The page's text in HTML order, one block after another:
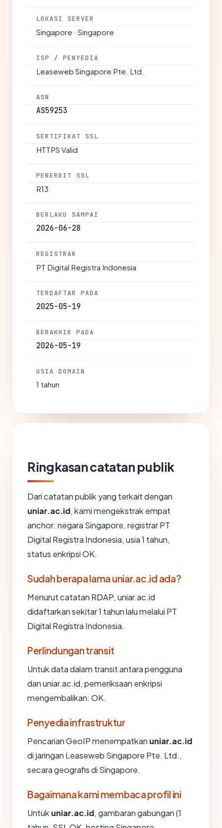
LOKASI SERVER
Singapore · Singapore
ISP / PENYEDIA
Leaseweb Singapore Pte. Ltd.
ASN
AS59253
SERTIFIKAT SSL
HTTPS Valid
PENERBIT SSL
R13
BERLAKU SAMPAI
2026-06-28
REGISTRAR
PT Digital Registra Indonesia
TERDAFTAR PADA
2025-05-19
BERAKHIR PADA
2026-05-19
USIA DOMAIN
1 tahun
Ringkasan catatan publik
Dari catatan publik yang terkait dengan
uniar.ac.id, kami mengekstrak empat
anchor: negara Singapore, registrar PT
Digital Registra Indonesia, usia 1 tahun,
status enkripsi OK.
Sudah berapa lama uniar.ac.id ada?
Menurut catatan RDAP, uniar.ac.id
didaftarkan sekitar 1 tahun lalu melalui PT
Digital Registra Indonesia.
Perlindungan transit
Untuk data dalam transit antara pengguna
dan uniar.ac.id, pemeriksaan enkripsi
mengembalikan: OK.
Penyedia infrastruktur
Pencarian GeoIP menempatkan uniar.ac.id
di jaringan Leaseweb Singapore Pte. Ltd.,
secara geografis di Singapore.
Bagaimana kami membaca profil ini
Untuk uniar.ac.id, gambaran gabungan (1